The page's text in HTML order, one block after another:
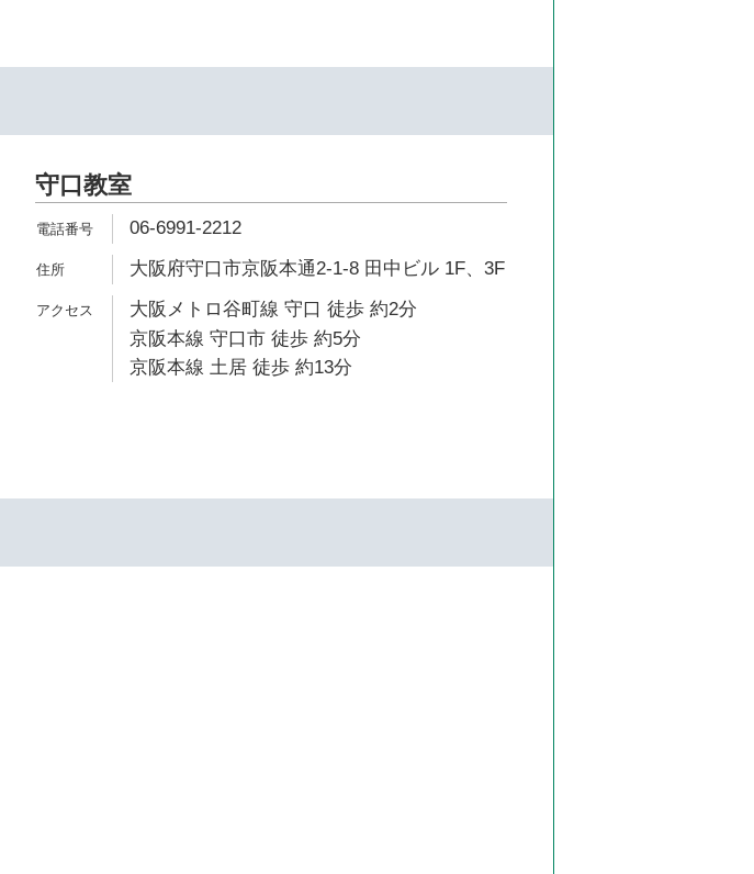
守口教室
06-6991-2212
大阪府守口市京阪本通2-1-8 田中ビル 1F、3F
大阪メトロ谷町線 守口 徒歩 約2分
京阪本線 守口市 徒歩 約5分
京阪本線 土居 徒歩 約13分